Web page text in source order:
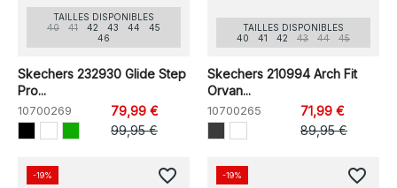
TAILLES DISPONIBLES
40
41 42 43 44
45
46
Skechers 232930 Glide Step
Pro...
10700269
79,99 €
99,95 €
TAILLES DISPONIBLES
40
41 42 43 44 45
Skechers 210994 Arch Fit
Orvan...
10700265
71,99 €
89,95 €
-19% favorite_border -19% favorite_border